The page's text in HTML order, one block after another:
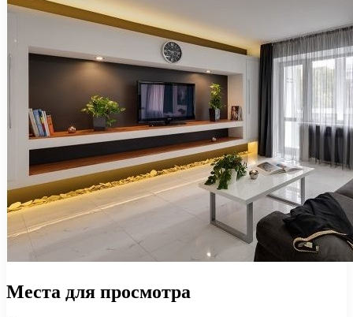
Места для просмотра